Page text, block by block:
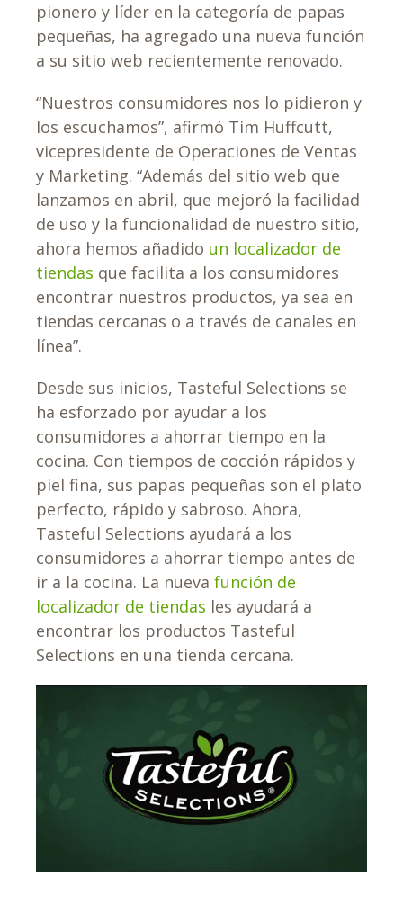
pionero y líder en la categoría de papas
pequeñas, ha agregado una nueva función
a su sitio web recientemente renovado.
“Nuestros consumidores nos lo pidieron y
los escuchamos”, afirmó Tim Huffcutt,
vicepresidente de Operaciones de Ventas
y Marketing. “Además del sitio web que
lanzamos en abril, que mejoró la facilidad
de uso y la funcionalidad de nuestro sitio,
ahora hemos añadido un localizador de
tiendas que facilita a los consumidores
encontrar nuestros productos, ya sea en
tiendas cercanas o a través de canales en
línea”.
Desde sus inicios, Tasteful Selections se
ha esforzado por ayudar a los
consumidores a ahorrar tiempo en la
cocina. Con tiempos de cocción rápidos y
piel fina, sus papas pequeñas son el plato
perfecto, rápido y sabroso. Ahora,
Tasteful Selections ayudará a los
consumidores a ahorrar tiempo antes de
ir a la cocina. La nueva función de
localizador de tiendas les ayudará a
encontrar los productos Tasteful
Selections en una tienda cercana.